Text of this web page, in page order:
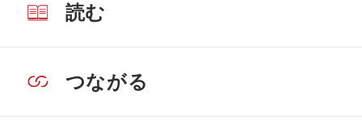
読む
つながる